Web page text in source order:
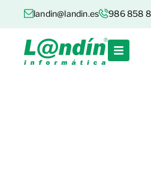
landin@landin.es 986 858